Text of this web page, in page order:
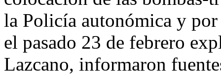
la Policía autonómica y
el pasado 23 de febrero
Lazcano, informaron